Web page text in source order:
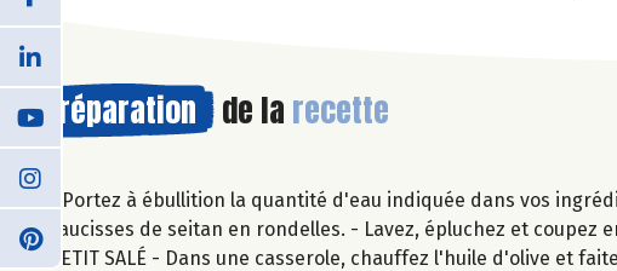
Préparation de la recette
- Portez à ébullition la quantité d'eau indiquée dans vos
saucisses de seitan en rondelles. - Lavez, épluchez et
PETIT SALÉ - Dans une casserole, chauffez l'huile d'olive et